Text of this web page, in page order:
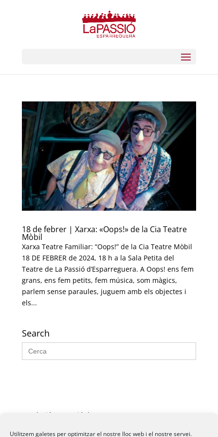
Utilitzem galetes per optimitzar el nostre lloc web i el nostre servei.
18 de febrer | Xarxa: «Oops!» de la Cia Teatre
Mòbil
Xarxa Teatre Familiar: “Oops!” de la Cia Teatre Mòbil
18 DE FEBRER de 2024, 18 h a la Sala Petita del
Teatre de La Passió d’Esparreguera. A Oops! ens fem
grans, ens fem petits, fem música, som màgics,
parlem sense paraules, juguem amb els objectes i
els...
Search
Search
for:
Fundació La Passió d’Esparreguera, 2026